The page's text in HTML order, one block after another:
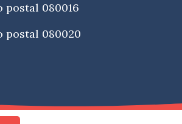
postal 080016
postal 080020